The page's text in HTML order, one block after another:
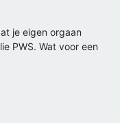
je eigen orgaan
PWS. Wat voor een